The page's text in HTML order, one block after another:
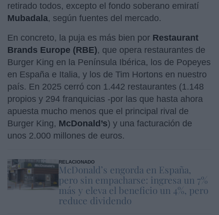
retirado todos, excepto el fondo soberano emiratí
Mubadala, según fuentes del mercado.
En concreto, la puja es más bien por Restaurant
Brands Europe (RBE), que opera restaurantes de
Burger King en la Península Ibérica, los de Popeyes
en España e Italia, y los de Tim Hortons en nuestro
país. En 2025 cerró con 1.442 restaurantes (1.148
propios y 294 franquicias -por las que hasta ahora
apuesta mucho menos que el principal rival de
Burger King, McDonald’s) y una facturación de
unos 2.000 millones de euros.
RELACIONADO
McDonald’s engorda en España,
pero sin empacharse: ingresa un 7%
más y eleva el beneficio un 4%, pero
reduce dividendo